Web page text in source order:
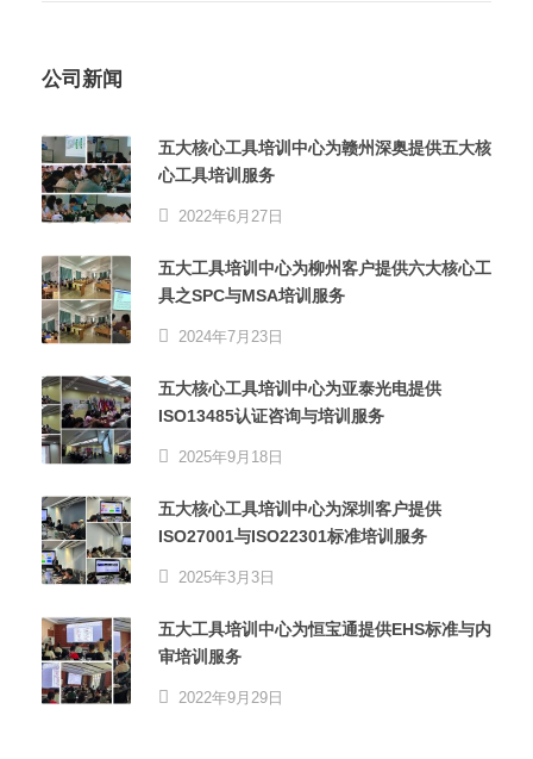
公司新闻
五大核心工具培训中心为赣州深奥提供五大核
心工具培训服务
2022年6月27日
五大工具培训中心为柳州客户提供六大核心工
具之SPC与MSA培训服务
2024年7月23日
五大核心工具培训中心为亚泰光电提供
ISO13485认证咨询与培训服务
2025年9月18日
五大核心工具培训中心为深圳客户提供
ISO27001与ISO22301标准培训服务
2025年3月3日
五大工具培训中心为恒宝通提供EHS标准与内
审培训服务
2022年9月29日